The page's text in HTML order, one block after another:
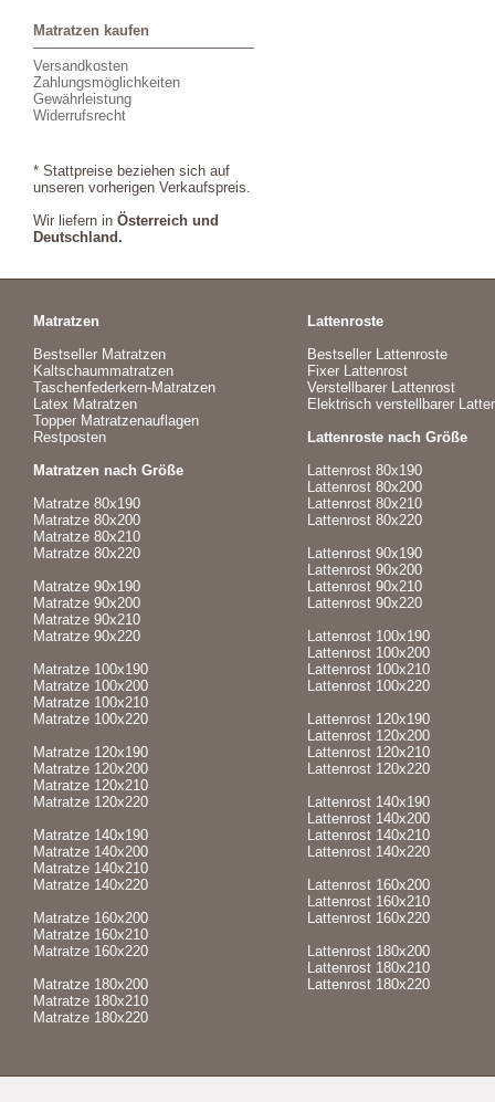
Matratzen kaufen
Versandkosten
Zahlungsmöglichkeiten
Gewährleistung
Widerrufsrecht
* Stattpreise beziehen sich auf
unseren vorherigen Verkaufspreis.
Wir liefern in Österreich und
Deutschland.
Matratzen
Bestseller Matratzen
Kaltschaummatratzen
Taschenfederkern-Matratzen
Latex Matratzen
Topper Matratzenauflagen
Restposten
Matratzen nach Größe
Matratze 80x190
Matratze 80x200
Matratze 80x210
Matratze 80x220
Matratze 90x190
Matratze 90x200
Matratze 90x210
Matratze 90x220
Matratze 100x190
Matratze 100x200
Matratze 100x210
Matratze 100x220
Matratze 120x190
Matratze 120x200
Matratze 120x210
Matratze 120x220
Matratze 140x190
Matratze 140x200
Matratze 140x210
Matratze 140x220
Matratze 160x200
Matratze 160x210
Matratze 160x220
Matratze 180x200
Matratze 180x210
Matratze 180x220
Lattenroste
Bestseller Lattenroste
Fixer Lattenrost
Verstellbarer Lattenrost
Elektrisch verstellbarer
Lattenroste nach Größe
Lattenrost 80x190
Lattenrost 80x200
Lattenrost 80x210
Lattenrost 80x220
Lattenrost 90x190
Lattenrost 90x200
Lattenrost 90x210
Lattenrost 90x220
Lattenrost 100x190
Lattenrost 100x200
Lattenrost 100x210
Lattenrost 100x220
Lattenrost 120x190
Lattenrost 120x200
Lattenrost 120x210
Lattenrost 120x220
Lattenrost 140x190
Lattenrost 140x200
Lattenrost 140x210
Lattenrost 140x220
Lattenrost 160x200
Lattenrost 160x210
Lattenrost 160x220
Lattenrost 180x200
Lattenrost 180x210
Lattenrost 180x220